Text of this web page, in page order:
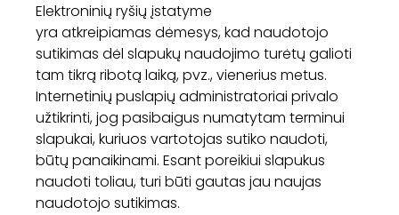
Elektroninių ryšių įstatyme
yra atkreipiamas dėmesys, kad naudotojo
sutikimas dėl slapukų naudojimo turėtų galioti
tam tikrą ribotą laiką, pvz., vienerius metus.
Internetinių puslapių administratoriai privalo
užtikrinti, jog pasibaigus numatytam terminui
slapukai, kuriuos vartotojas sutiko naudoti,
būtų panaikinami. Esant poreikiui slapukus
naudoti toliau, turi būti gautas jau naujas
naudotojo sutikimas.